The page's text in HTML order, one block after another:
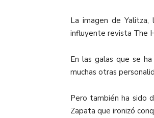
La imagen de
influyente revista The
En las galas que se
muchas otras
Pero también ha sido
Zapata que ironizó